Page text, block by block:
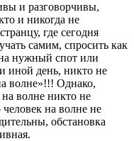
и разговорчивы,
и никогда не
где сегодня
самим, спросить как
нужный спот или
иной день, никто не
волне»!!! Однако,
волне никто не
на волне не
обстановка